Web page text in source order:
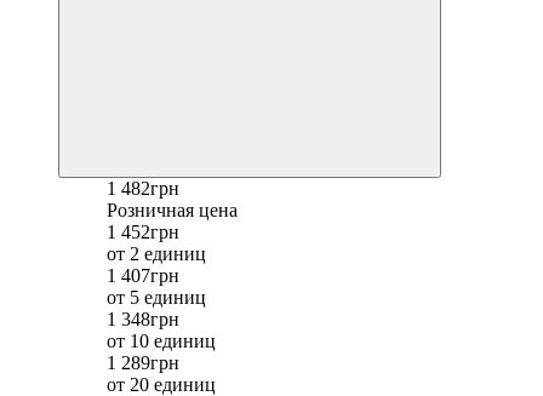
1 482грн
Розничная цена
1 452грн
от 2 единиц
1 407грн
от 5 единиц
1 348грн
от 10 единиц
1 289грн
от 20 единиц